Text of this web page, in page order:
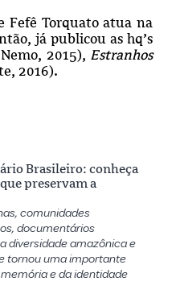
Fefê Torquato atua na
já publicou as hq’s
2015), Estranhos
2016).
Brasileiro: conheça
preservam a
comunidades
documentários
diversidade amazônica e
tornou uma importante
e da identidade